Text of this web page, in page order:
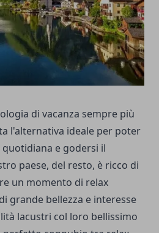
di vacanza sempre più
l'alternativa ideale per poter
e godersi il
paese, del resto, è ricco di
un momento di relax
grande bellezza e interesse
lacustri col loro bellissimo